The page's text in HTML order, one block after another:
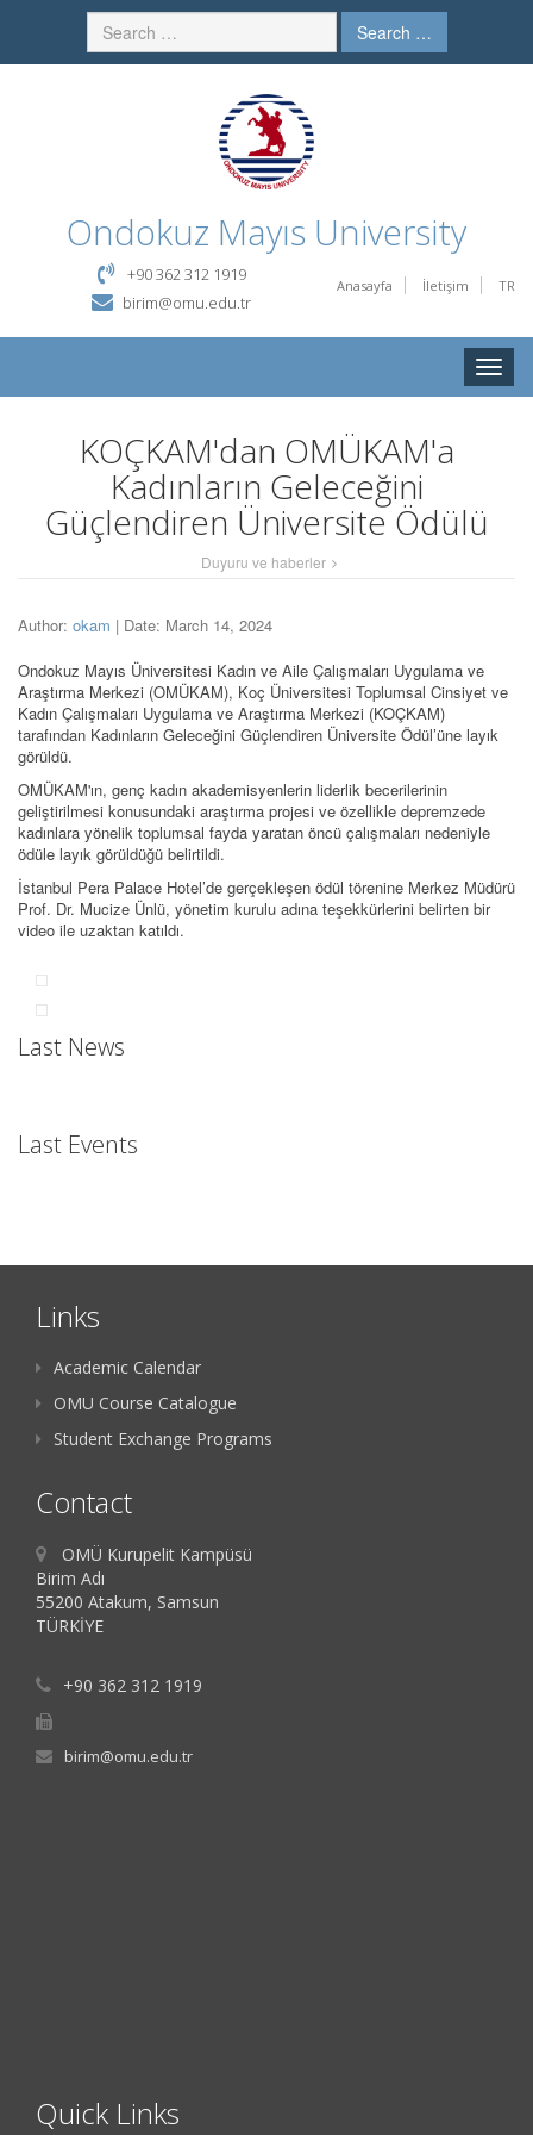
Search …
Ondokuz Mayıs University
Anasayfa İletişim TR
+90 362 312 1919
birim@omu.edu.tr
Toggle
KOÇKAM'dan OMÜKAM'a
Kadınların Geleceğini
Güçlendiren Üniversite Ödülü
Duyuru ve haberler
Author: okam | Date: March 14, 2024
Ondokuz Mayıs Üniversitesi Kadın ve Aile Çalışmaları Uygulama ve
Araştırma Merkezi (OMÜKAM), Koç Üniversitesi Toplumsal Cinsiyet ve
Kadın Çalışmaları Uygulama ve Araştırma Merkezi (KOÇKAM)
tarafından Kadınların Geleceğini Güçlendiren Üniversite Ödül’üne layık
görüldü.
OMÜKAM'ın, genç kadın akademisyenlerin liderlik becerilerinin
geliştirilmesi konusundaki araştırma projesi ve özellikle depremzede
kadınlara yönelik toplumsal fayda yaratan öncü çalışmaları nedeniyle
ödüle layık görüldüğü belirtildi.
İstanbul Pera Palace Hotel’de gerçekleşen ödül törenine Merkez Müdürü
Prof. Dr. Mucize Ünlü, yönetim kurulu adına teşekkürlerini belirten bir
video ile uzaktan katıldı.
Last News
Last Events
Links
Academic Calendar
OMU Course Catalogue
Student Exchange Programs
Contact
OMÜ Kurupelit Kampüsü
Birim Adı
55200 Atakum, Samsun
TÜRKİYE
+90 362 312 1919
birim@omu.edu.tr
Quick Links